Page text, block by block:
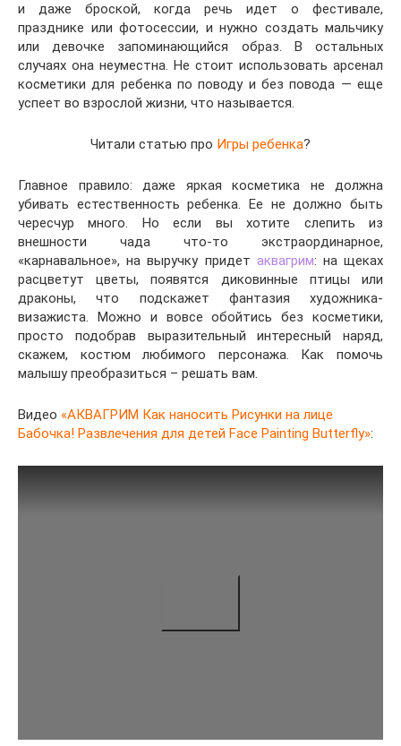
и даже броской, когда речь идет о фестивале,
празднике или фотосессии, и нужно создать мальчику
или девочке запоминающийся образ. В остальных
случаях она неуместна. Не стоит использовать арсенал
косметики для ребенка по поводу и без повода — еще
успеет во взрослой жизни, что называется.
Читали статью про Игры ребенка?
Главное правило: даже яркая косметика не должна
убивать естественность ребенка. Ее не должно быть
чересчур много. Но если вы хотите слепить из
внешности чада что-то экстраординарное,
«карнавальное», на выручку придет аквагрим: на щеках
расцветут цветы, появятся диковинные птицы или
драконы, что подскажет фантазия художника-
визажиста. Можно и вовсе обойтись без косметики,
просто подобрав выразительный интересный наряд,
скажем, костюм любимого персонажа. Как помочь
малышу преобразиться – решать вам.
Видео «АКВАГРИМ Как наносить Рисунки на лице
Бабочка! Развлечения для детей Face Painting Butterfly»: